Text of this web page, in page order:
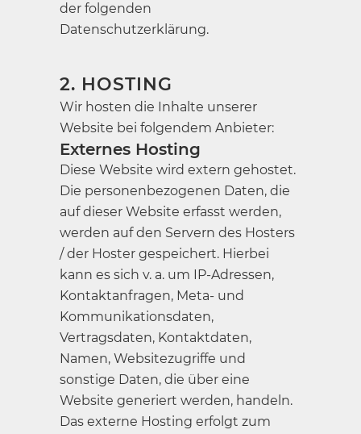
der folgenden
Datenschutzerklärung.
2. HOSTING
Wir hosten die Inhalte unserer
Website bei folgendem Anbieter:
Externes Hosting
Diese Website wird extern gehostet.
Die personenbezogenen Daten, die
auf dieser Website erfasst werden,
werden auf den Servern des Hosters
/ der Hoster gespeichert. Hierbei
kann es sich v. a. um IP-Adressen,
Kontaktanfragen, Meta- und
Kommunikationsdaten,
Vertragsdaten, Kontaktdaten,
Namen, Websitezugriffe und
sonstige Daten, die über eine
Website generiert werden, handeln.
Das externe Hosting erfolgt zum